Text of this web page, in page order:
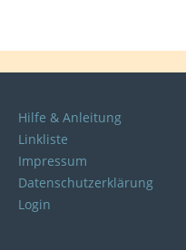
Hilfe & Anleitung
Linkliste
Impressum
Datenschutzerklärung
Login